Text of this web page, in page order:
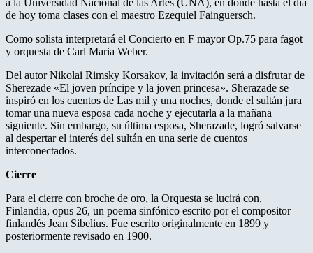
a la Universidad Nacional de las Artes (UNA), en donde hasta el día
de hoy toma clases con el maestro Ezequiel Fainguersch.
Como solista interpretará el Concierto en F mayor Op.75 para fagot
y orquesta de Carl Maria Weber.
Del autor Nikolai Rimsky Korsakov, la invitación será a disfrutar de
Sherezade «El joven príncipe y la joven princesa». Sherazade se
inspiró en los cuentos de Las mil y una noches, donde el sultán jura
tomar una nueva esposa cada noche y ejecutarla a la mañana
siguiente. Sin embargo, su última esposa, Sherazade, logró salvarse
al despertar el interés del sultán en una serie de cuentos
interconectados.
Cierre
Para el cierre con broche de oro, la Orquesta se lucirá con,
Finlandia, opus 26, un poema sinfónico escrito por el compositor
finlandés Jean Sibelius. Fue escrito originalmente en 1899 y
posteriormente revisado en 1900.